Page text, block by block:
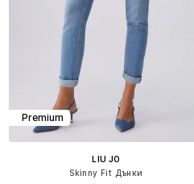
Premium
LIU JO
Skinny Fit Дънки